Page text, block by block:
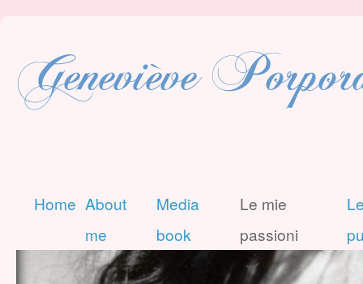
Home About
me
Media
book
Le mie
passioni